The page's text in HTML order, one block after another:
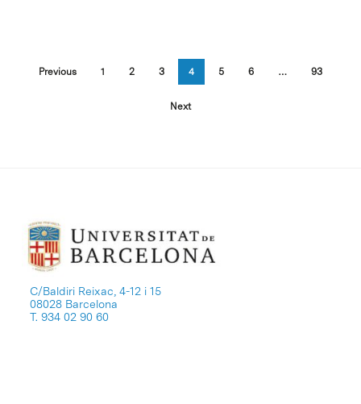
Previous 1 2 3 4 5 6 … 93
Next
C/Baldiri Reixac, 4-12 i 15
08028 Barcelona
T. 934 02 90 60